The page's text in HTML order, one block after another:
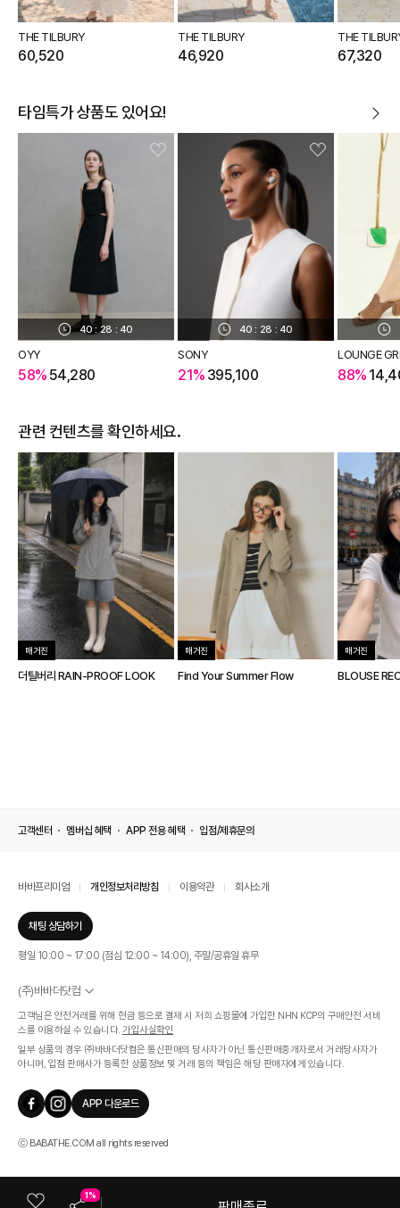
THE TILBURY
60,520
THE TILBURY
46,920
THE
67,320
타임특가 상품도 있어요!
40 : 28 : 39
OYY
58% 54,280
40 : 28 : 39
SONY
21% 395,100
LOUNGE
88%
관련 컨텐츠를 확인하세요.
매거진
더틸버리 RAIN-PROOF LOOK
매거진
Find Your Summer Flow
매거진
BLOUSE
1%
고객센터 멤버십 혜택 APP 전용 혜택 입점/제휴문의
바바프리미엄 개인정보처리방침 이용약관 회사소개
채팅 상담하기
평일 10:00 ~ 17:00 (점심 12:00 ~ 14:00), 주말/공휴일 휴무
(주)바바더닷컴
서울특별시 서초구 신반포로 339, 논현빌딩 (대표이사 : 문인식)
사업자 등록번호 569-86-01308
통신판매업신고번호 제 2019 - 서울 서초 - 1268호
개인정보관리책임자 : 김효영
인증범위
온라인 쇼핑몰 서비스(바바더닷컴)
유효기간
2024.07.17 ~ 2027.07.16
고객님은 안전거래를 위해 현금 등으로 결제 시 저희 쇼핑몰에 가입한 NHN KCP의 구매안전 서비
스를 이용하실 수 있습니다. 가입사실확인
일부 상품의 경우 ㈜바바더닷컴은 통신판매의 당사자가 아닌 통신판매중개자로서 거래당사자가
아니며, 입점 판매사가 등록한 상품정보 및 거래 등의 책임은 해당 판매자에게 있습니다.
APP 다운로드
ⓒ BABATHE.COM all rights reserved